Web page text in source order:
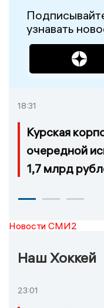
узнавать
18:31
Курская
очередной
1,7 млрд
Новости СМИ2
Наш Хоккей
23:01